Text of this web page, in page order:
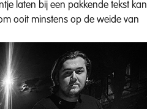
laten bij een pakkende tekst kan
ooit minstens op de weide van